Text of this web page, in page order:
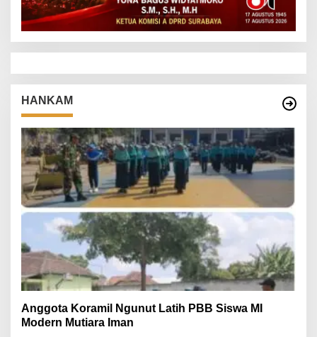
HANKAM
Anggota Koramil Ngunut Latih PBB Siswa MI
Modern Mutiara Iman